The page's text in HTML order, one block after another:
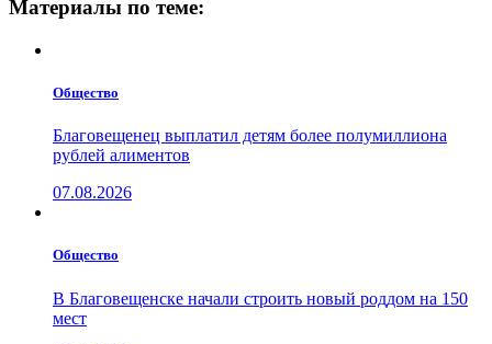
Материалы по теме:
Общество
Благовещенец выплатил детям более полумиллиона
рублей алиментов
07.08.2026
Общество
В Благовещенске начали строить новый роддом на 150
мест